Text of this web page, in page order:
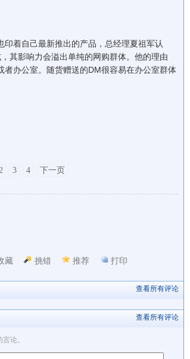
着自己最新推出的产品，总经理夏祖军认
其影响力会溢出单纯的网购群体。他的理由
办公室。随货赠送的DM很容易在办公室群体
3 4 下一页
藏 挑错 推荐 打印
查看所有评论
查看所有评论
论。